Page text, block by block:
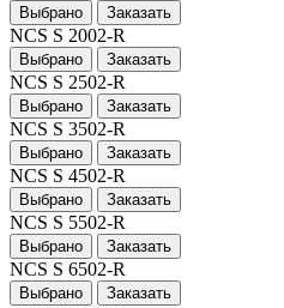
Выбрано Заказать
NCS S 2002-R
Выбрано Заказать
NCS S 2502-R
Выбрано Заказать
NCS S 3502-R
Выбрано Заказать
NCS S 4502-R
Выбрано Заказать
NCS S 5502-R
Выбрано Заказать
NCS S 6502-R
Выбрано Заказать